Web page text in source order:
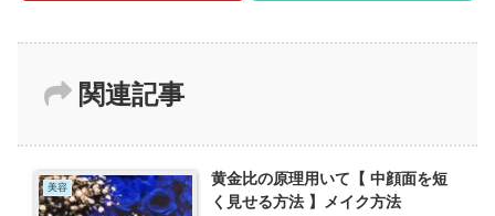
関連記事
美容
黄金比の原理用いて【 中顔面を短
く見せる方法 】メイク方法